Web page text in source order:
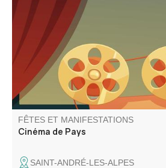
Walter Lapin et à 21h Chers Parents
FÊTES ET MANIFESTATIONS
Cinéma de Pays
SAINT-ANDRÉ-LES-ALPES